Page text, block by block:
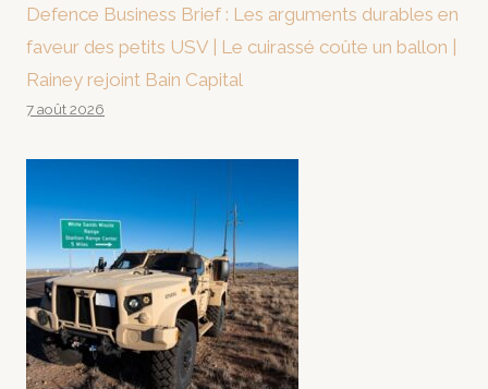
Defence Business Brief : Les arguments durables en
faveur des petits USV | Le cuirassé coûte un ballon |
Rainey rejoint Bain Capital
7 août 2026